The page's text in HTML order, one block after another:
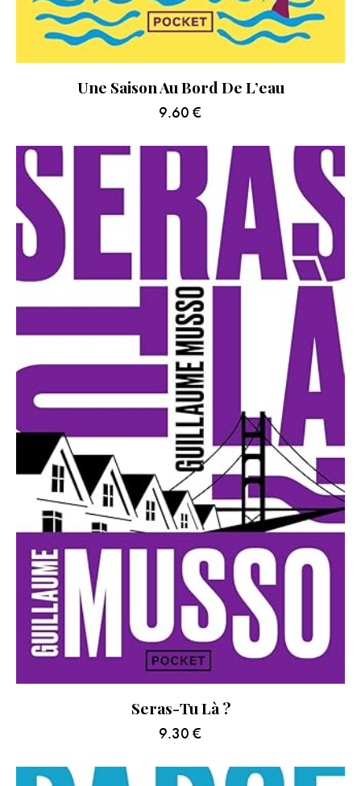
Une Saison Au Bord De L’eau
9.60 €
Seras-Tu Là ?
9.30 €